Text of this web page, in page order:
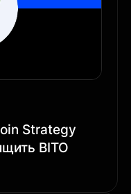
Strategy
BITO